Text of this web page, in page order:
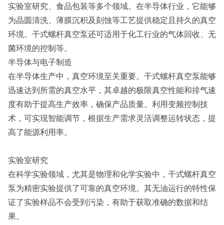
实验室研究、食品包装等多个领域。在半导体行业，它能够
为晶圆清洗、薄膜沉积及刻蚀等工艺提供稳定且持久的真空
环境。干式螺杆真空泵还可适用于化工行业的气体回收、无
菌环境的控制等。
半导体与电子制造
在半导体生产中，真空环境至关重要。干式螺杆真空泵能够
迅速达到所需的真空水平，其卓越的极限真空性能和排气速
度有助于提高生产效率，确保产品质量。利用变频控制技
术，可实现智能调节，根据生产需求灵活调整运转状态，提
高了能源利用率。
实验室研究
在科学实验领域，尤其是物理和化学实验中，干式螺杆真空
泵为精密实验提供了可靠的真空环境。其无油运行的特性保
证了实验样品不会受到污染，有助于获取准确的数据和结
果。